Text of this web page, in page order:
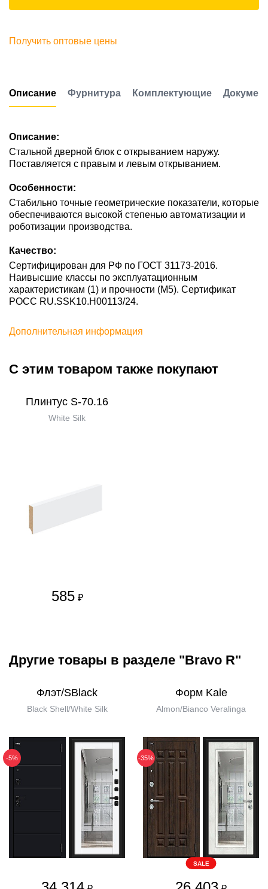
Получить оптовые цены
Описание Фурнитура Комплектующие
Описание:
Стальной дверной блок с открыванием наружу.
Поставляется с правым и левым открыванием.
Особенности:
Стабильно точные геометрические показатели, которые
обеспечиваются высокой степенью автоматизации и
роботизации производства.
Качество:
Сертифицирован для РФ по ГОСТ 31173-2016.
Наивысшие классы по эксплуатационным
характеристикам (1) и прочности (М5). Сертификат
POCC RU.SSK10.H00113/24.
Дополнительная информация
С этим товаром также покупают
Плинтус S-70.16
White Silk
585 ₽
Другие товары в разделе "Bravo R"
Флэт/SBlack
Black Shell/White Silk
-5%
Форм Kale
Almon/Bianco Veralinga
-35%
SALE